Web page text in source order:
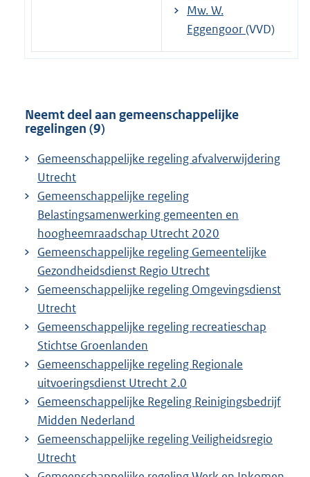
Mw. W.
Eggengoor(VVD)
Neemt deel aan gemeenschappelijke
regelingen (9)
Gemeenschappelijke regeling afvalverwijdering
Utrecht
Gemeenschappelijke regeling
Belastingsamenwerking gemeenten en
hoogheemraadschap Utrecht 2020
Gemeenschappelijke regeling Gemeentelijke
Gezondheidsdienst Regio Utrecht
Gemeenschappelijke regeling Omgevingsdienst
Utrecht
Gemeenschappelijke regeling recreatieschap
Stichtse Groenlanden
Gemeenschappelijke regeling Regionale
uitvoeringsdienst Utrecht 2.0
Gemeenschappelijke Regeling Reinigingsbedrijf
Midden Nederland
Gemeenschappelijke regeling Veiligheidsregio
Utrecht